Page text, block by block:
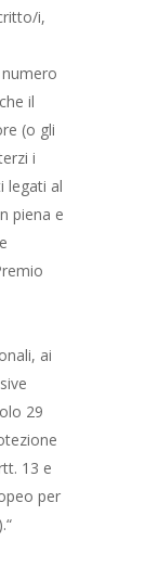
i,
il
(o gli
i
legati al
piena e
ai
29
13 e
per